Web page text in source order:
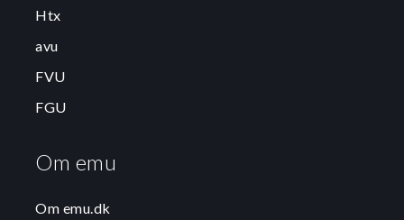
Htx
avu
FVU
FGU
Om emu
Om emu.dk